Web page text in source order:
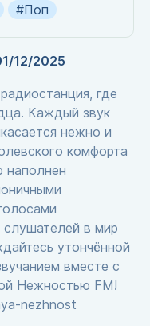
#Поп
12/2025
где
Каждый звук
нежно и
комфорта
наполнен
в мир
утончённой
вместе с
Нежностью FM!
nezhnost